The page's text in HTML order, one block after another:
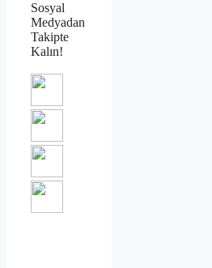
Sosyal
Medyadan
Takipte
Kalın!